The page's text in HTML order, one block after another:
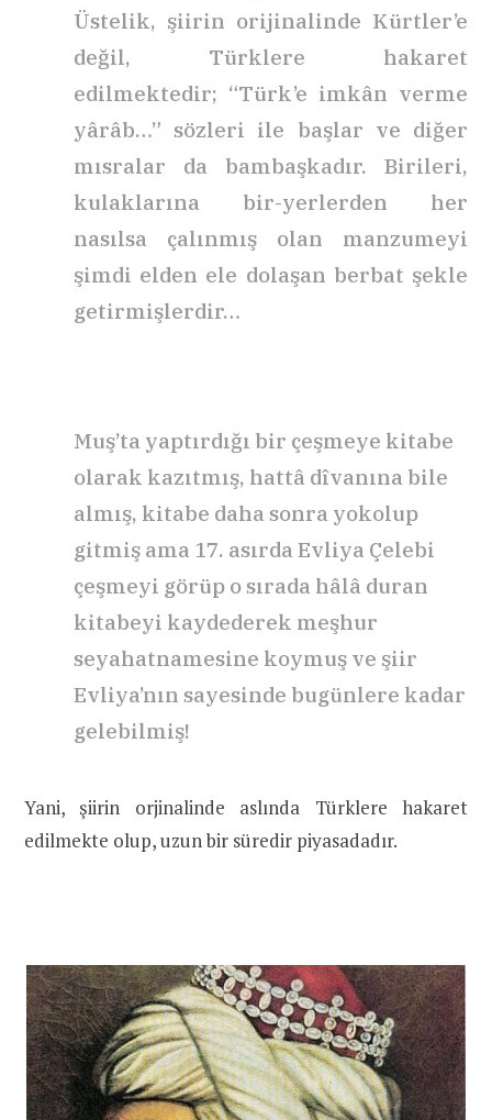
Üstelik, şiirin orijinalinde Kürtler’e
değil, Türklere hakaret
edilmektedir; “Türk’e imkân verme
yârâb…” sözleri ile başlar ve diğer
mısralar da bambaşkadır. Birileri,
kulaklarına bir-yerlerden her
nasılsa çalınmış olan manzumeyi
şimdi elden ele dolaşan berbat şekle
getirmişlerdir…
Muş’ta yaptırdığı bir çeşmeye kitabe
olarak kazıtmış, hattâ dîvanına bile
almış, kitabe daha sonra yokolup
gitmiş ama 17. asırda Evliya Çelebi
çeşmeyi görüp o sırada hâlâ duran
kitabeyi kaydederek meşhur
seyahatnamesine koymuş ve şiir
Evliya’nın sayesinde bugünlere kadar
gelebilmiş!
Yani, şiirin orjinalinde aslında Türklere hakaret
edilmekte olup, uzun bir süredir piyasadadır.